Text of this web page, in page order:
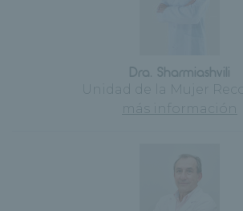
Dra. Sharmiashvili
Unidad de la Mujer
más información